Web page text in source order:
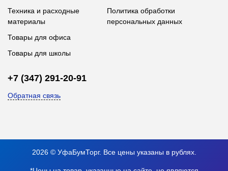
Техника и расходные
материалы
Товары для офиса
Товары для школы
Политика обработки
персональных данных
+7 (347) 291-20-91
Обратная связь
2026 © УфаБумТорг. Все цены указаны в рублях.